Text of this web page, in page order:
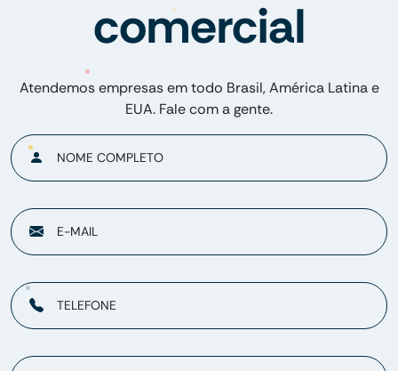
comercial
Atendemos empresas em todo Brasil, América Latina e
EUA. Fale com a gente.
NOME COMPLETO
E-MAIL
TELEFONE